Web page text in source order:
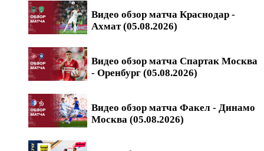
Видео обзор матча Краснодар -
Ахмат (05.08.2026)
Видео обзор матча Спартак Москва
- Оренбург (05.08.2026)
Видео обзор матча Факел - Динамо
Москва (05.08.2026)